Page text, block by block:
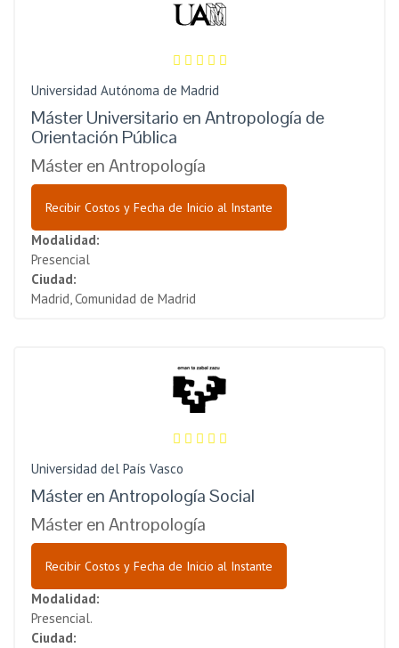
Universidad Autónoma de Madrid
Máster Universitario en Antropología de
Orientación Pública
Máster en Antropología
Recibir Costos y Fecha de Inicio al Instante
Modalidad:
Presencial
Ciudad:
Madrid, Comunidad de Madrid
Universidad del País Vasco
Máster en Antropología Social
Máster en Antropología
Recibir Costos y Fecha de Inicio al Instante
Modalidad:
Presencial.
Ciudad: